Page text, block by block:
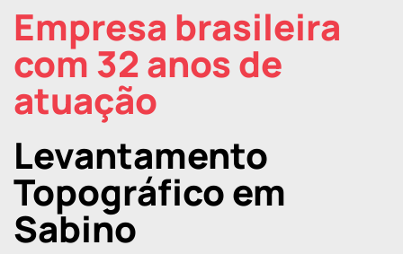
Empresa brasileira
com 32 anos de
atuação
Levantamento
Topográfico em
Sabino